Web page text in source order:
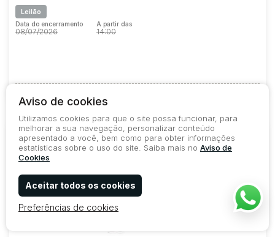
Leilão
Data do encerramento
08/07/2026
A partir das
14:00
Aviso de cookies
Utilizamos cookies para que o site possa funcionar, para
melhorar a sua navegação, personalizar conteúdo
apresentado a você, bem como para obter informações
estatísticas sobre o uso do site. Saiba mais no Aviso de
Cookies
Aceitar todos os cookies
Preferências de cookies